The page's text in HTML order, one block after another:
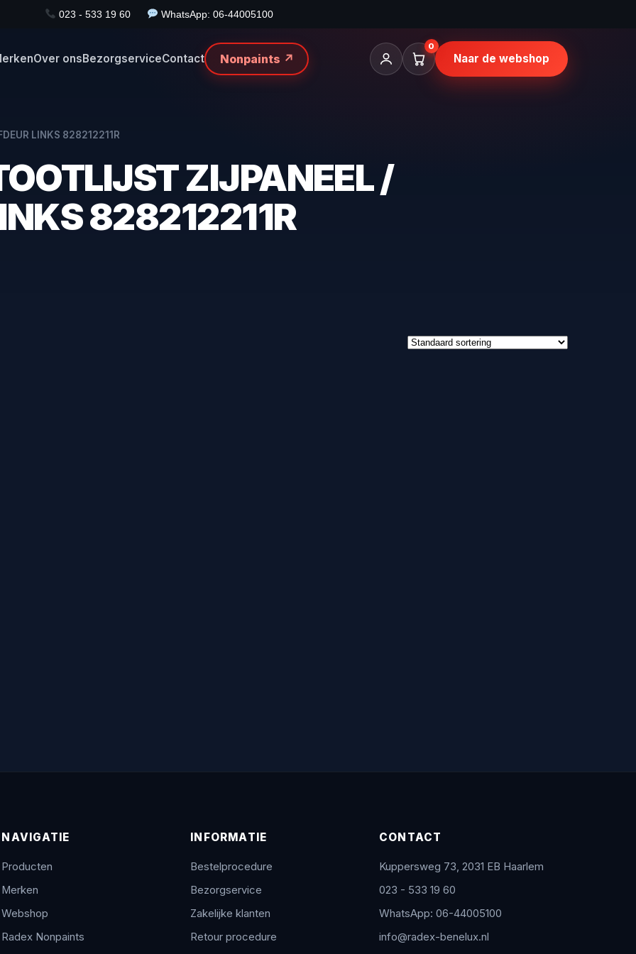
023 - 533 19 60 WhatsApp: 06-44005100
Over onsBezorgserviceContact Nonpaints ↗
0
Naar de webshop
LINKS 828212211R
ZIJPANEEL /
828212211R
NAVIGATIE
Producten
Merken
Webshop
Radex Nonpaints
INFORMATIE
Bestelprocedure
Bezorgservice
Zakelijke klanten
Retour procedure
CONTACT
Kuppersweg 73, 2031 EB Haarlem
023 - 533 19 60
WhatsApp: 06-44005100
info@radex-benelux.nl